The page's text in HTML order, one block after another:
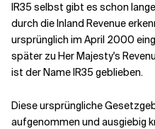
IR35 selbst gibt es schon
durch die Inland Revenue
ursprünglich im April 2000
später zu Her Majesty's
ist der Name IR35 geblieben.
Diese ursprüngliche
aufgenommen und ausgiebig